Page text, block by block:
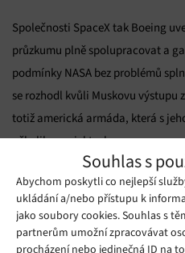
Souhlas s
Abychom poskytli co nejlepší
ukládání a/nebo přístupu k
jako soubory cookies. Souhlas s
partnerům umožní zpracovávat
procházení nebo jedinečná ID na
Společnosti SpaceX tak Boeing
průzkumu plně spolupracovat a
podmínky NASA bez problémů
se rozhodl kvůli Muskovu
totiž americká armáda, která s
několika projektech.
Zdroj:theverge.com
Mohlo by se